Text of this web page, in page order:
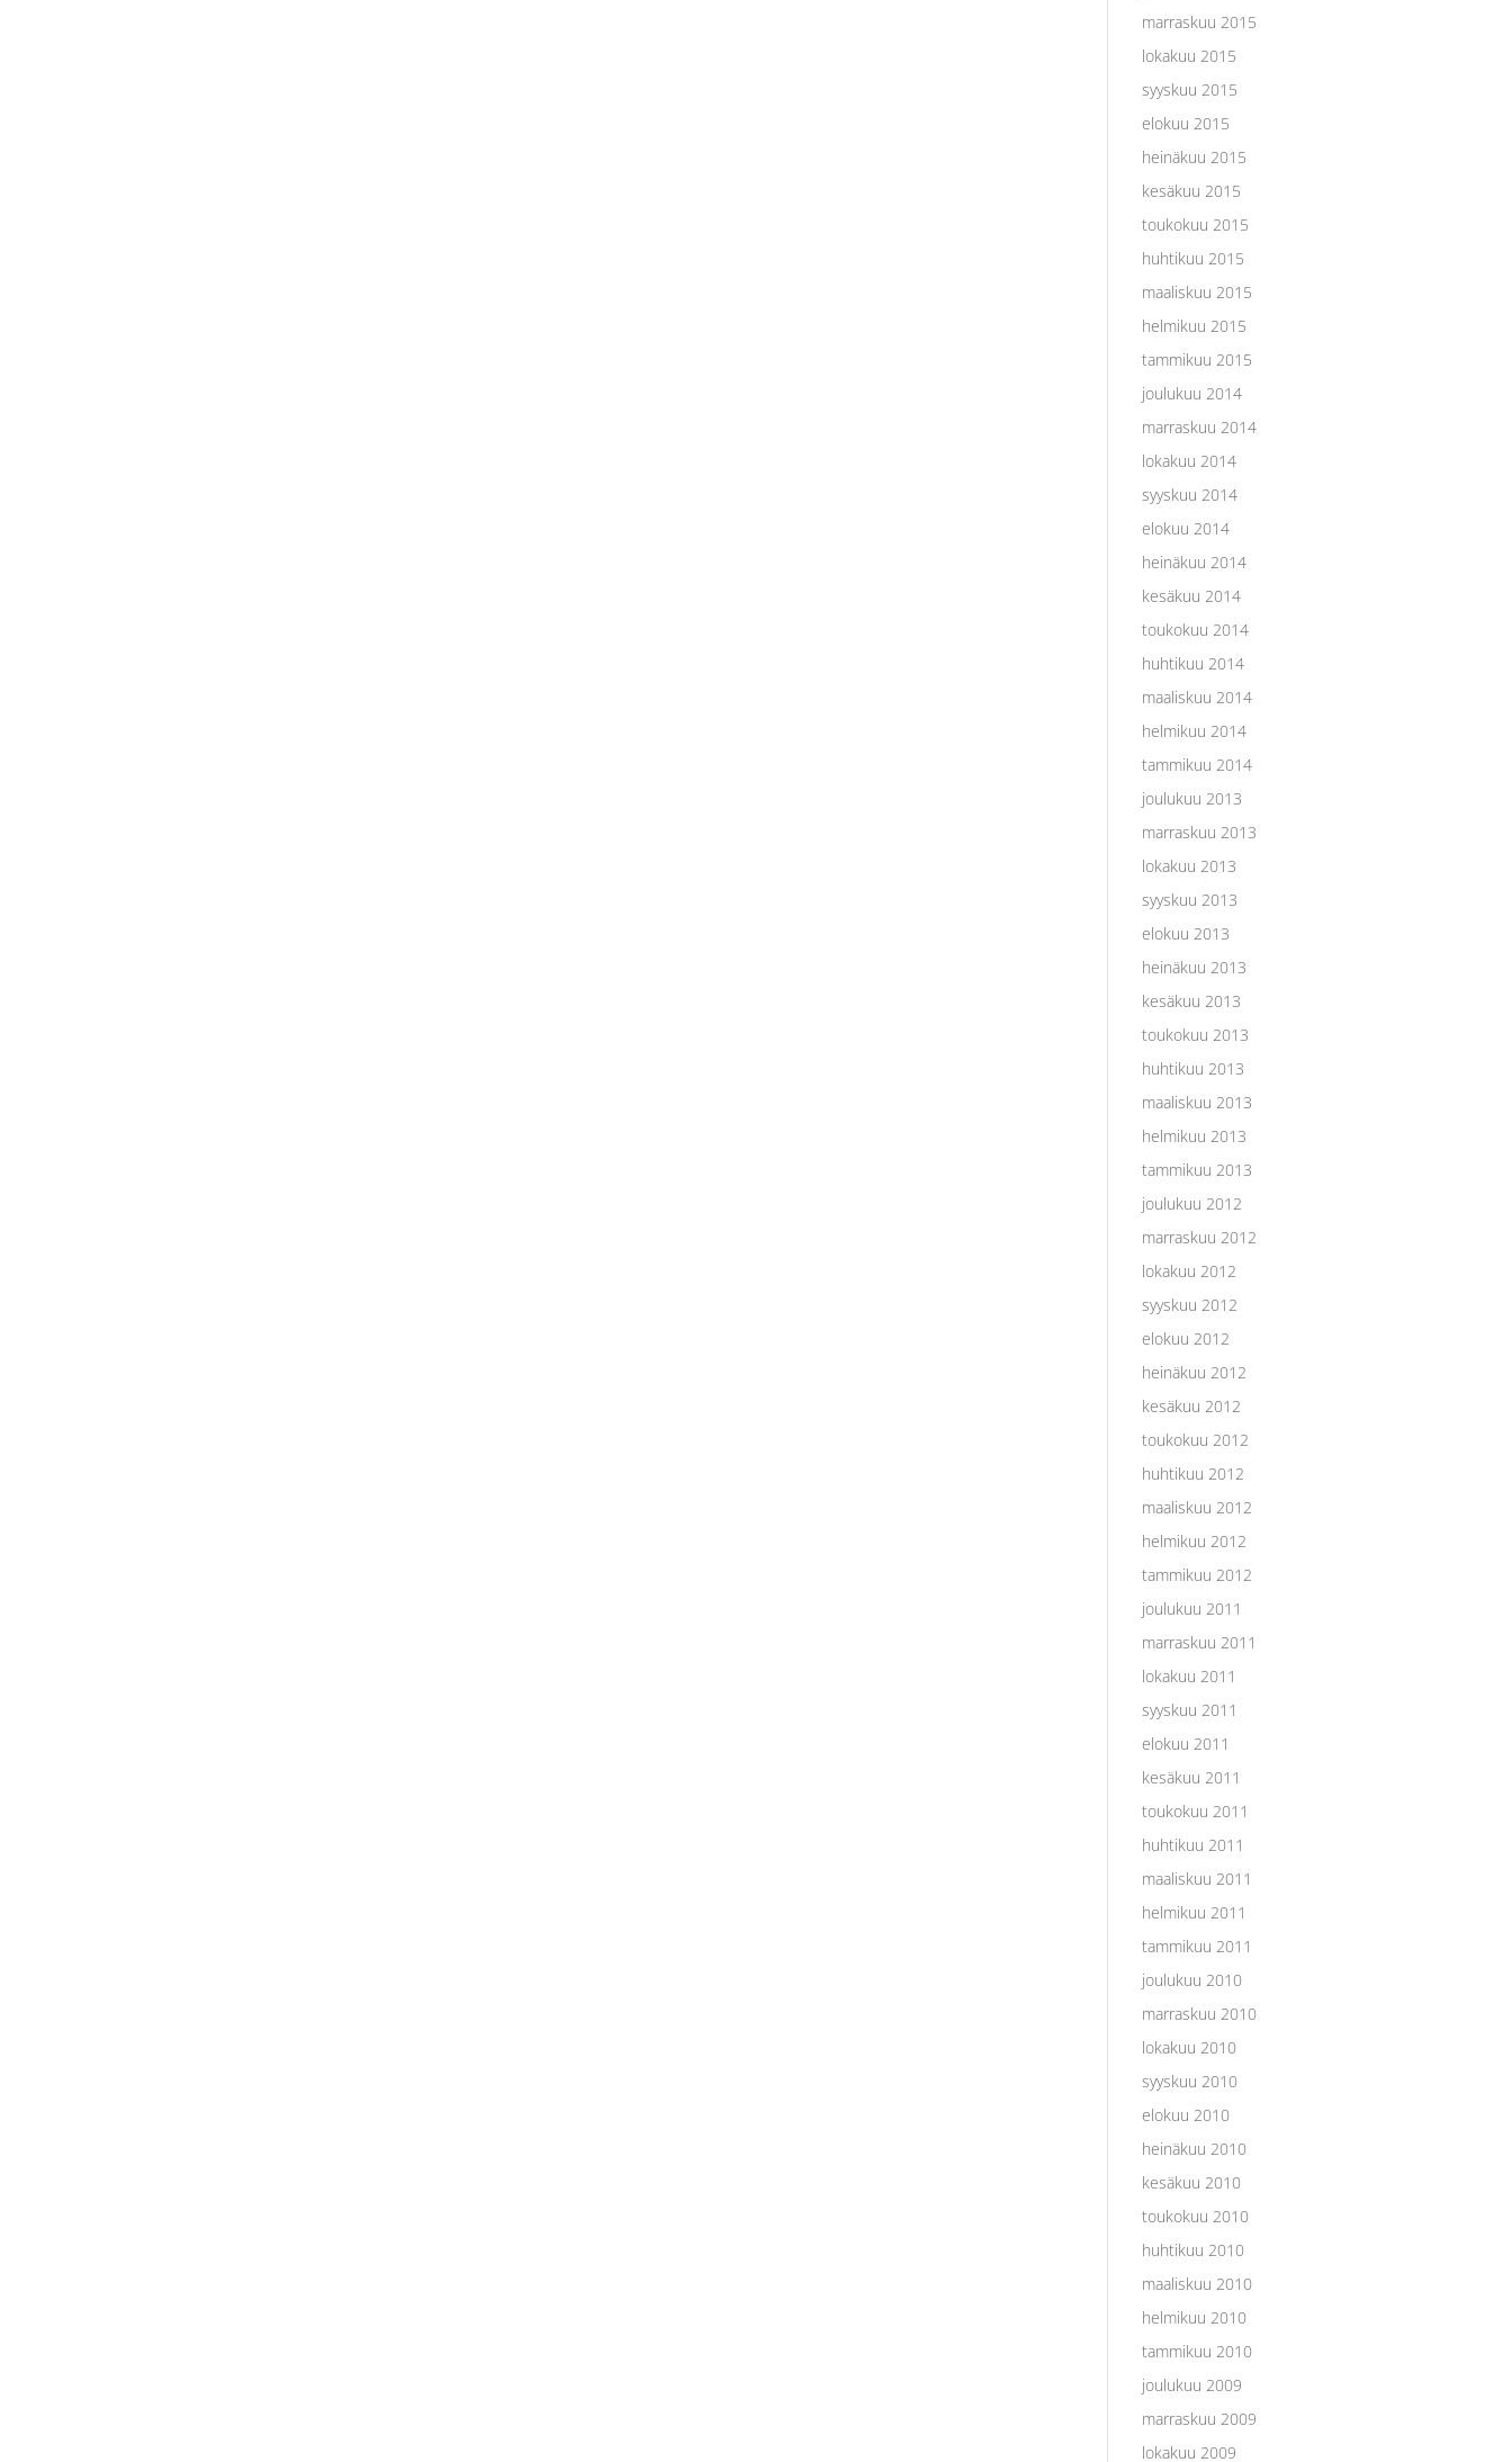
marraskuu 2015
lokakuu 2015
syyskuu 2015
elokuu 2015
heinäkuu 2015
kesäkuu 2015
toukokuu 2015
huhtikuu 2015
maaliskuu 2015
helmikuu 2015
tammikuu 2015
joulukuu 2014
marraskuu 2014
lokakuu 2014
syyskuu 2014
elokuu 2014
heinäkuu 2014
kesäkuu 2014
toukokuu 2014
huhtikuu 2014
maaliskuu 2014
helmikuu 2014
tammikuu 2014
joulukuu 2013
marraskuu 2013
lokakuu 2013
syyskuu 2013
elokuu 2013
heinäkuu 2013
kesäkuu 2013
toukokuu 2013
huhtikuu 2013
maaliskuu 2013
helmikuu 2013
tammikuu 2013
joulukuu 2012
marraskuu 2012
lokakuu 2012
syyskuu 2012
elokuu 2012
heinäkuu 2012
kesäkuu 2012
toukokuu 2012
huhtikuu 2012
maaliskuu 2012
helmikuu 2012
tammikuu 2012
joulukuu 2011
marraskuu 2011
lokakuu 2011
syyskuu 2011
elokuu 2011
kesäkuu 2011
toukokuu 2011
huhtikuu 2011
maaliskuu 2011
helmikuu 2011
tammikuu 2011
joulukuu 2010
marraskuu 2010
lokakuu 2010
syyskuu 2010
elokuu 2010
heinäkuu 2010
kesäkuu 2010
toukokuu 2010
huhtikuu 2010
maaliskuu 2010
helmikuu 2010
tammikuu 2010
joulukuu 2009
marraskuu 2009
lokakuu 2009